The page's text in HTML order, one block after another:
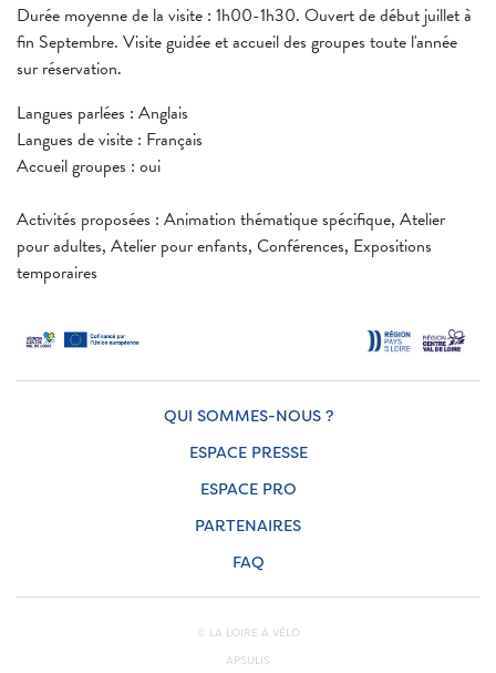
Durée moyenne de la visite : 1h00-1h30. Ouvert de début juillet à
fin Septembre. Visite guidée et accueil des groupes toute l'année
sur réservation.
Langues parlées : Anglais
Langues de visite : Français
Accueil groupes : oui
Activités proposées : Animation thématique spécifique, Atelier
pour adultes, Atelier pour enfants, Conférences, Expositions
temporaires
QUI SOMMES-NOUS ?
ESPACE PRESSE
ESPACE PRO
PARTENAIRES
FAQ
© LA LOIRE À VÉLO
APSULIS